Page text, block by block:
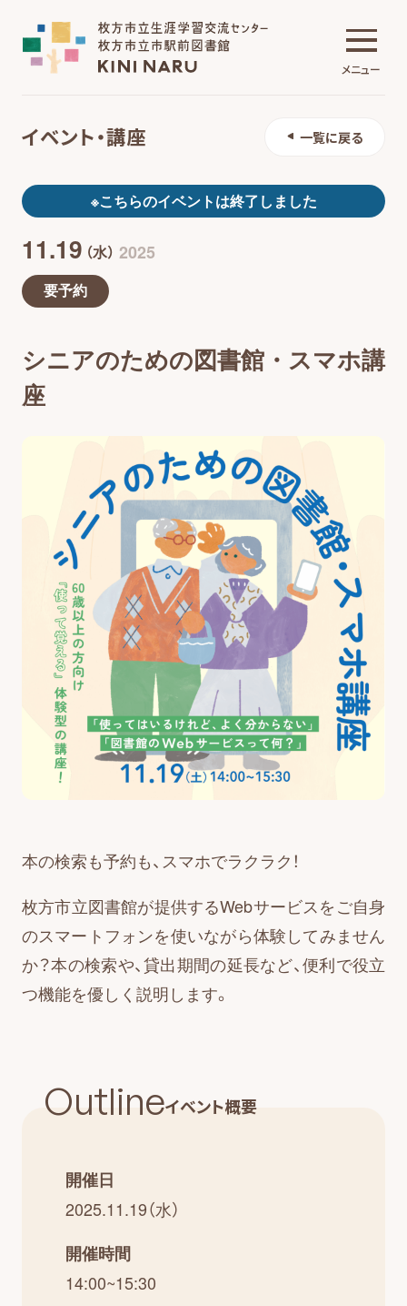
メニュー
市駅前図書館
最新のイベント・講座
お知らせ・広報誌
はじめまして!
一覧に戻る
イベント・講座
※こちらのイベントは終了しました
11.19 （水） 2025
要予約
シニアのための図書館・スマホ講
座
本の検索も予約も、スマホでラクラク！
枚方市立図書館が提供するWebサービスをご自身
のスマートフォンを使いながら体験してみません
か？本の検索や、貸出期間の延長など、便利で役立
つ機能を優しく説明します。
Outlineイベント概要
開催日
2025.11.19（水）
開催時間
14:00~15:30